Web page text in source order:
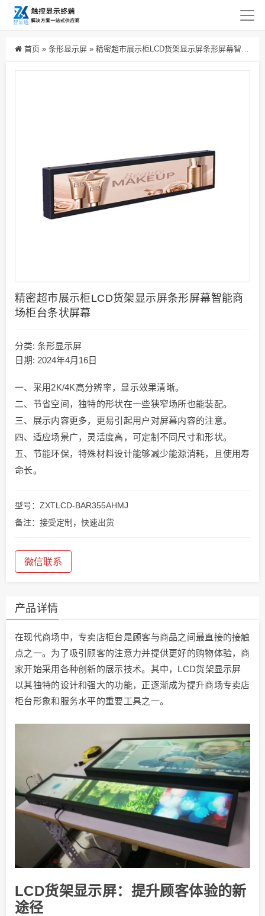
首页 » 条形显示屏 » 精密超市展示柜LCD货架显示屏条形屏幕智能商场柜台条状屏幕
精密超市展示柜LCD货架显示屏条形屏幕智能商
场柜台条状屏幕
分类: 条形显示屏
日期: 2024年4月16日
一、采用2K/4K高分辨率，显示效果清晰。
二、节省空间，独特的形状在一些狭窄场所也能装配。
三、展示内容更多，更易引起用户对屏幕内容的注意。
四、适应场景广，灵活度高，可定制不同尺寸和形状。
五、节能环保，特殊材料设计能够减少能源消耗，且使用寿
命长。
型号：ZXTLCD-BAR355AHMJ
备注：接受定制，快速出货
微信联系
产品详情
在现代商场中，专卖店柜台是顾客与商品之间最直接的接触
点之一。为了吸引顾客的注意力并提供更好的购物体验，商
家开始采用各种创新的展示技术。其中，LCD货架显示屏
以其独特的设计和强大的功能，正逐渐成为提升商场专卖店
柜台形象和服务水平的重要工具之一。
LCD货架显示屏：提升顾客体验的新
途径